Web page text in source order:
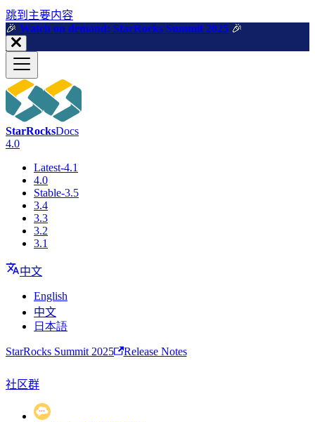
跳到主要内容
🎉️ Watch on demand: StarRocks Summit 2025 🎉️
StarRocksDocs
4.0
Latest-4.1
4.0
Stable-3.5
3.4
3.3
3.2
3.1
中文
English
中文
日本語
StarRocks Summit 2025 Release Notes
社区群